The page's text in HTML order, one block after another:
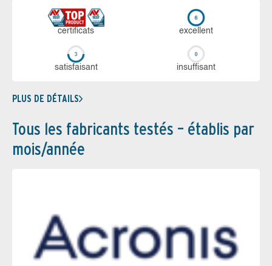
certi­ficats ex­cellent
sa­tis­fai­sant in­suf­fi­sant
PLUS DE DÉTAILS
Tous les fabricants testés – établis par
mois/année